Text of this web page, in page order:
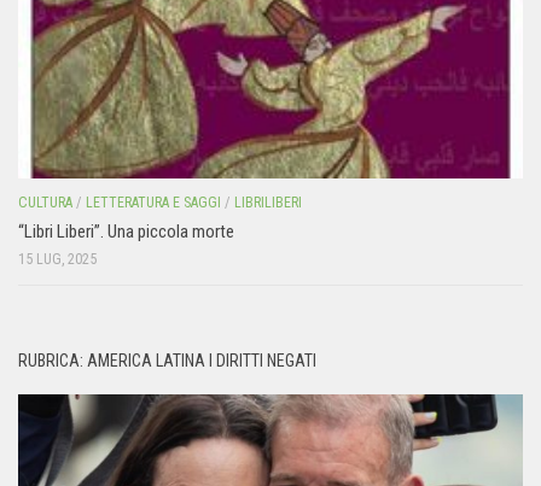
CULTURA / LETTERATURA E SAGGI / LIBRILIBERI
“Libri Liberi”. Una piccola morte
15 LUG, 2025
RUBRICA: AMERICA LATINA I DIRITTI NEGATI